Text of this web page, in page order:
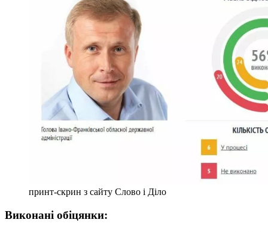
принт-скрин з сайту Слово і Діло
Виконані обіцянки: